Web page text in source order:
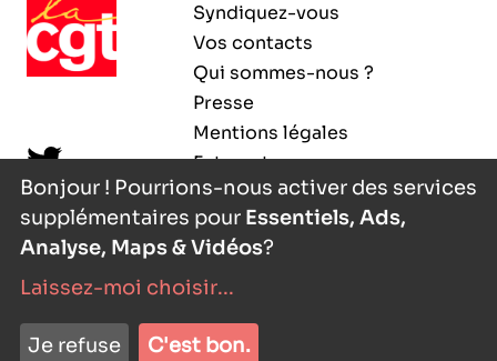
Syndiquez-vous
Vos contacts
Qui sommes-nous ?
Presse
Mentions légales
Extranet
- agence digitale
Bonjour ! Pourrions-nous activer des services
supplémentaires pour Essentiels, Ads,
Analyse, Maps & Vidéos?
Laissez-moi choisir...
Je refuse C'est bon.